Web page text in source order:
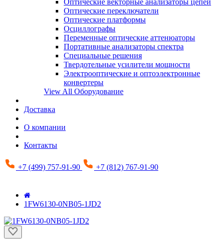
Оптические векторные анализаторы цепей
Оптические переключатели
Оптические платформы
Осциллографы
Переменные оптические аттенюаторы
Портативные анализаторы спектра
Специальные решения
Твердотельные усилители мощности
Электрооптические и оптоэлектронные
конвертеры
View All Оборудование
Доставка
О компании
Контакты
+7 (499) 757-91-90 +7 (812) 767-91-90
1FW6130-0NB05-1JD2